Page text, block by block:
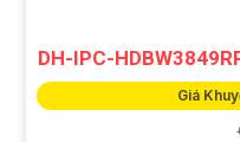
DH-IPC-
Giá